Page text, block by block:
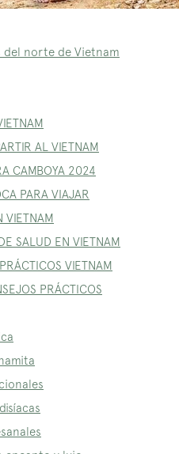
del norte de Vietnam
AL VIETNAM
CAMBOYA 2024
PARA VIAJAR
VIETNAM
SALUD EN VIETNAM
VIETNAM
PRÁCTICOS